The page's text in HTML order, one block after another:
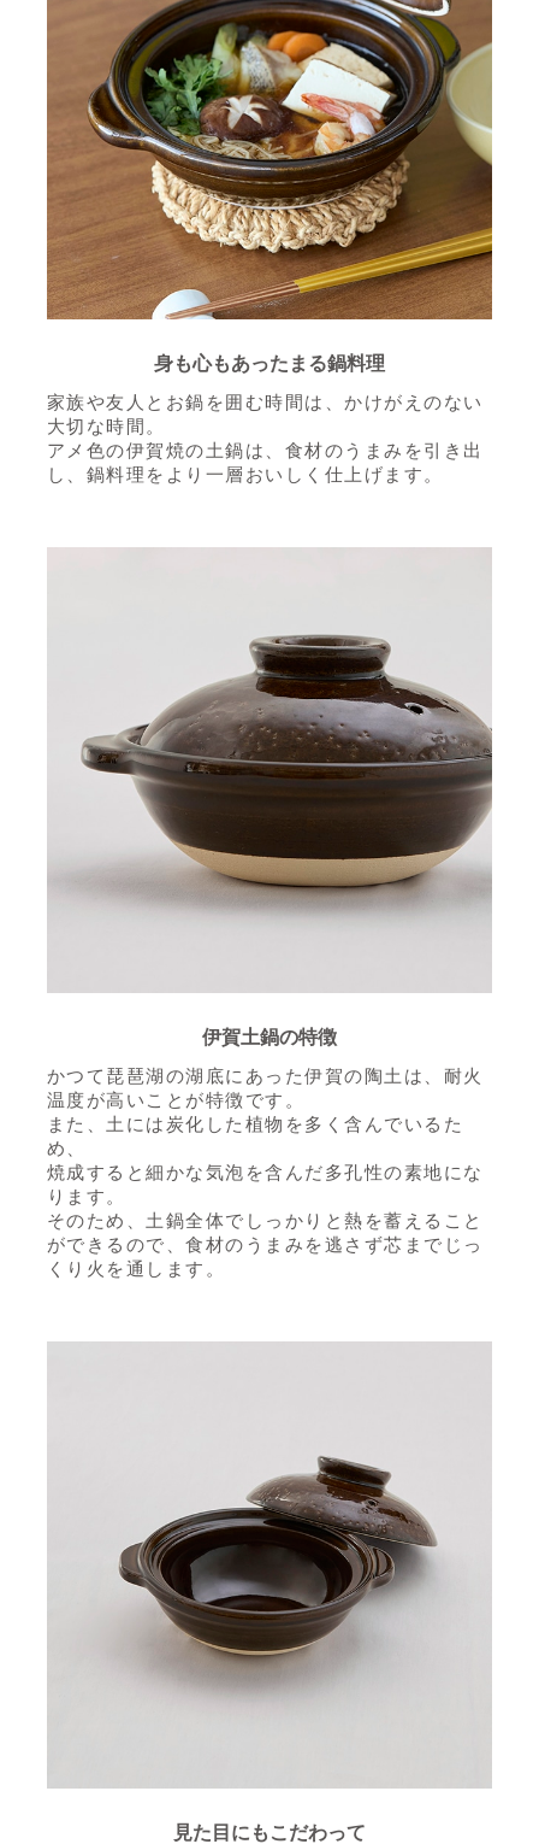
身も心もあったまる鍋料理
家族や友人とお鍋を囲む時間は、かけがえのない
大切な時間。
アメ色の伊賀焼の土鍋は、食材のうまみを引き出
し、鍋料理をより一層おいしく仕上げます。
伊賀土鍋の特徴
かつて琵琶湖の湖底にあった伊賀の陶土は、耐火
温度が高いことが特徴です。
また、土には炭化した植物を多く含んでいるた
め、
焼成すると細かな気泡を含んだ多孔性の素地にな
ります。
そのため、土鍋全体でしっかりと熱を蓄えること
ができるので、食材のうまみを逃さず芯までじっ
くり火を通します。
見た目にもこだわって